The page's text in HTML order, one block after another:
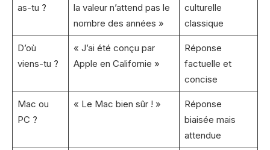
as-tu ?
la valeur n’attend pas le
nombre des années »
culturelle
classique
D’où
viens-tu ?
« J’ai été conçu par
Apple en Californie »
Réponse
factuelle et
concise
Mac ou
PC ?
« Le Mac bien sûr ! »
Réponse
biaisée mais
attendue